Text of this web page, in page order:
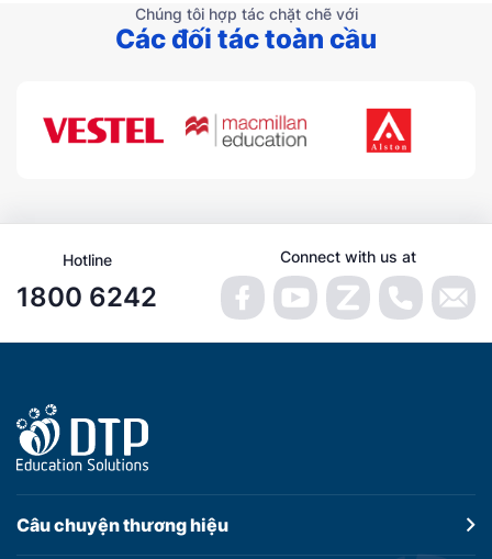
Chúng tôi hợp tác chặt chẽ với
Các đối tác toàn cầu
Hotline
1800 6242
Connect with us at
Câu chuyệnthương hiệu